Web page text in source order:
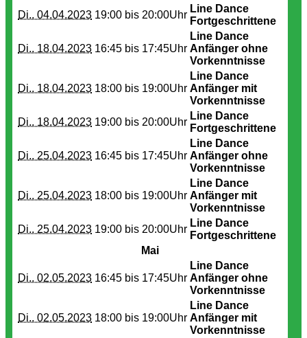
Di.. 04.04.2023 19:00 bis 20:00Uhr
Line Dance
Fortgeschrittene
Di.. 18.04.2023 16:45 bis 17:45Uhr
Line Dance
Anfänger ohne
Vorkenntnisse
Di.. 18.04.2023 18:00 bis 19:00Uhr
Line Dance
Anfänger mit
Vorkenntnisse
Di.. 18.04.2023 19:00 bis 20:00Uhr
Line Dance
Fortgeschrittene
Di.. 25.04.2023 16:45 bis 17:45Uhr
Line Dance
Anfänger ohne
Vorkenntnisse
Di.. 25.04.2023 18:00 bis 19:00Uhr
Line Dance
Anfänger mit
Vorkenntnisse
Di.. 25.04.2023 19:00 bis 20:00Uhr
Line Dance
Fortgeschrittene
Mai
Di.. 02.05.2023 16:45 bis 17:45Uhr
Line Dance
Anfänger ohne
Vorkenntnisse
Di.. 02.05.2023 18:00 bis 19:00Uhr
Line Dance
Anfänger mit
Vorkenntnisse